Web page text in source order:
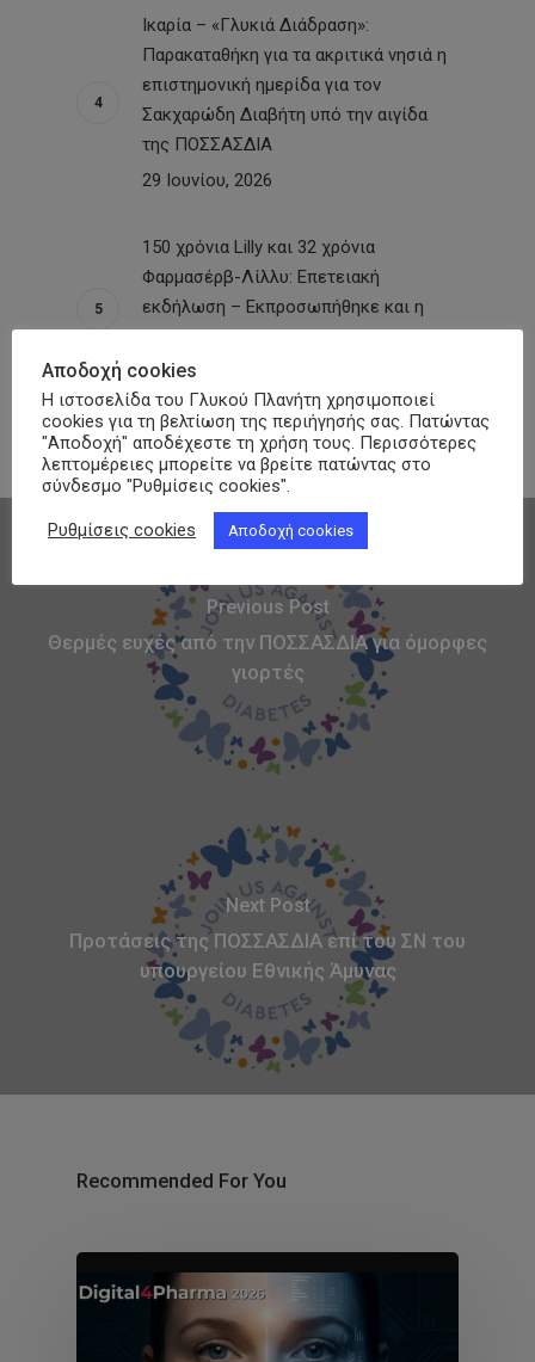
Ικαρία – «Γλυκιά Διάδραση»:
Παρακαταθήκη για τα ακριτικά νησιά η
επιστημονική ημερίδα για τον
Σακχαρώδη Διαβήτη υπό την αιγίδα
της ΠΟΣΣΑΣΔΙΑ
29 Ιουνίου, 2026
150 χρόνια Lilly και 32 χρόνια
Φαρμασέρβ-Λίλλυ: Eπετειακή
εκδήλωση – Εκπροσωπήθηκε και η
ΠΟΣΣΑΣΔΙΑ
26 Ιουνίου, 2026
Previous Post
Θερμές ευχές από την ΠΟΣΣΑΣΔΙΑ για όμορφες
γιορτές
Next Post
Προτάσεις της ΠΟΣΣΑΣΔΙΑ επί του ΣΝ του
υπουργείου Εθνικής Άμυνας
Recommended For You
Αποδοχή cookies
Η ιστοσελίδα του Γλυκού Πλανήτη χρησιμοποιεί
cookies για τη βελτίωση της περιήγησής σας. Πατώντας
"Αποδοχή" αποδέχεστε τη χρήση τους. Περισσότερες
λεπτομέρειες μπορείτε να βρείτε πατώντας στο
σύνδεσμο "Ρυθμίσεις cookies".
Ρυθμίσεις cookies Αποδοχή cookies